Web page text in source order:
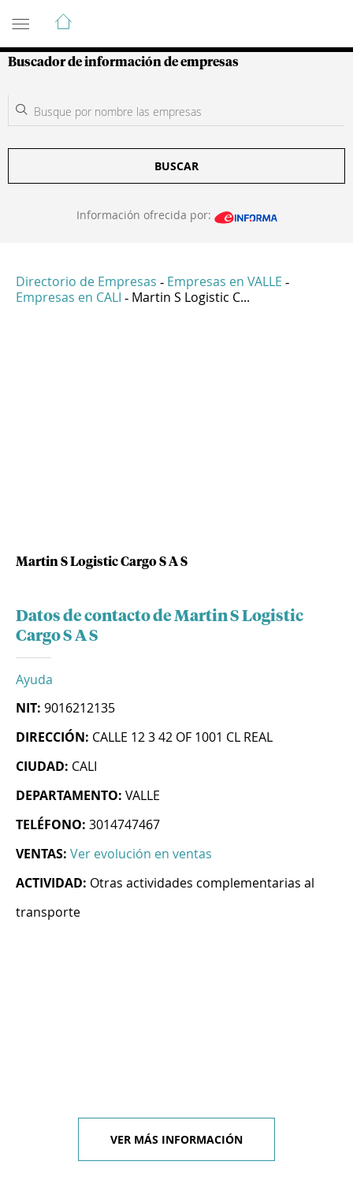
Guía de Empresas Colombianas
Buscador de información de empresas
BUSCAR
Información ofrecida por:
Directorio de Empresas - Empresas en VALLE -
Empresas en CALI - Martin S Logistic C...
Martin S Logistic Cargo S A S
Datos de contacto de Martin S Logistic
Cargo S A S
Ayuda
NIT: 9016212135
DIRECCIÓN: CALLE 12 3 42 OF 1001 CL REAL
CIUDAD: CALI
DEPARTAMENTO: VALLE
TELÉFONO: 3014747467
VENTAS: Ver evolución en ventas
ACTIVIDAD: Otras actividades complementarias al
transporte
VER MÁS INFORMACIÓN